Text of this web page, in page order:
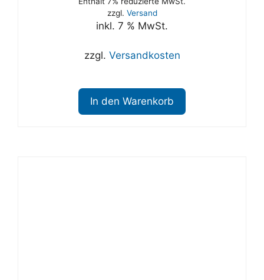
zzgl. Versand
inkl. 7 % MwSt.
zzgl. Versandkosten
In den Warenkorb